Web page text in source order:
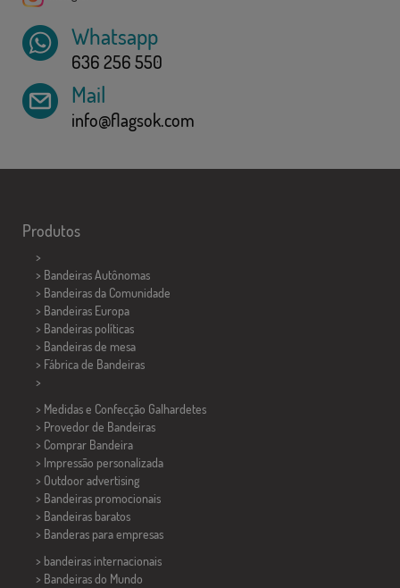
Whatsapp
636 256 550
Mail
info@flagsok.com
Produtos
>
> Bandeiras Autônomas
> Bandeiras da Comunidade
> Bandeiras Europa
> Bandeiras políticas
> Bandeiras de mesa
> Fábrica de Bandeiras
>
> Medidas e Confecção Galhardetes
> Provedor de Bandeiras
> Comprar Bandeira
> Impressão personalizada
> Outdoor advertising
> Bandeiras promocionais
> Bandeiras baratos
> Banderas para empresas
> bandeiras internacionais
> Bandeiras do Mundo